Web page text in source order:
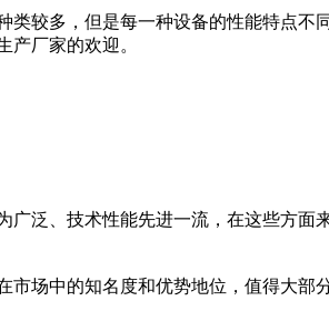
较多，但是每一种设备的性能特点不
厂家的欢迎。
泛、技术性能先进一流，在这些方面
场中的知名度和优势地位，值得大部